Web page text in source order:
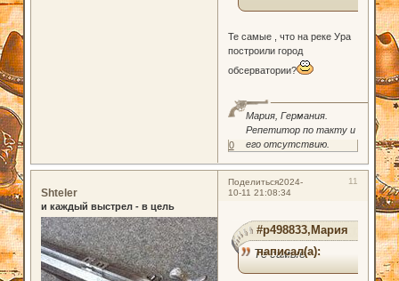
Те самые , что на реке Ура
построили город
обсерватории?
Мария, Германия.
Репетитор по такту и
его отсутствию.
0
Поделиться 11
2024-
10-11 21:08:34
Shteler
и каждый выстрел - в цель
#p498833,Мария
написал(а):
Те самые